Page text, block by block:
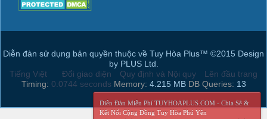
Diễn đàn sử dụng bản quyền thuộc về Tuy Hòa Plus™ ©2015 Design
by PLUS Ltd.
Tiếng Việt
Đổi giao diện Quy định và Nội quy
Lên đầu trang
Timing: 0.0744 seconds Memory: 4.215 MB DB Queries: 13
Diễn Đàn Miễn Phí TUYHOAPLUS.COM - Chia Sẽ &
Kết Nối Cộng Đồng Tuy Hòa Phú Yên